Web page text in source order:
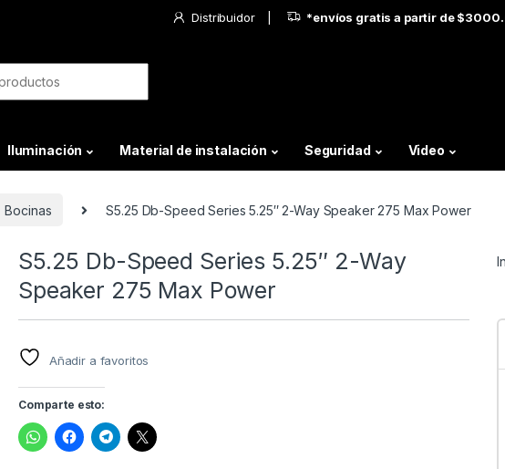
Distribuidor *envíos gratis a partir de
Iluminación Material de instalación Seguridad Video
Bocinas S5.25 Db-Speed Series 5.25″ 2-Way Speaker 275 Max Power
S5.25 Db-Speed Series 5.25″ 2-Way
Speaker 275 Max Power
Añadir a favoritos
Comparte esto: